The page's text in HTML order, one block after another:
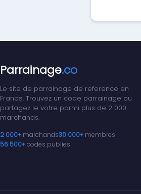
Parrainage.co
Le site de parrainage de reference en
France. Trouvez un code parrainage ou
partagez le votre parmi plus de 2 000
marchands.
2 000+ marchands30 000+ membres
56 500+codes publies